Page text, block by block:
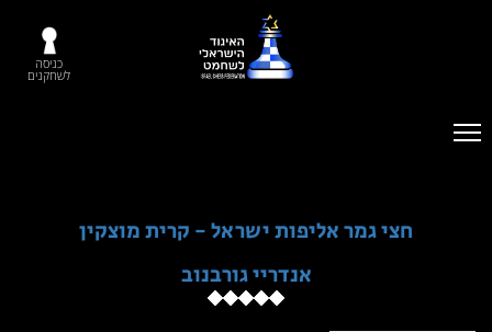
כניסה
לשחקנים
חצי גמר אליפות ישראל - קרית מוצקין
אנדריי גורבנוב